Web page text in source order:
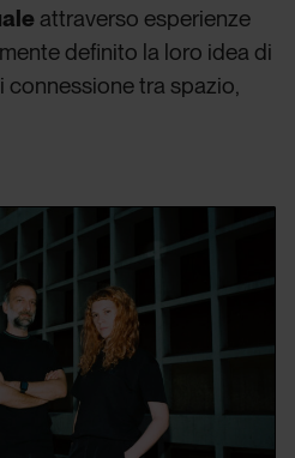
attraverso esperienze
definito la loro idea di
tra spazio,